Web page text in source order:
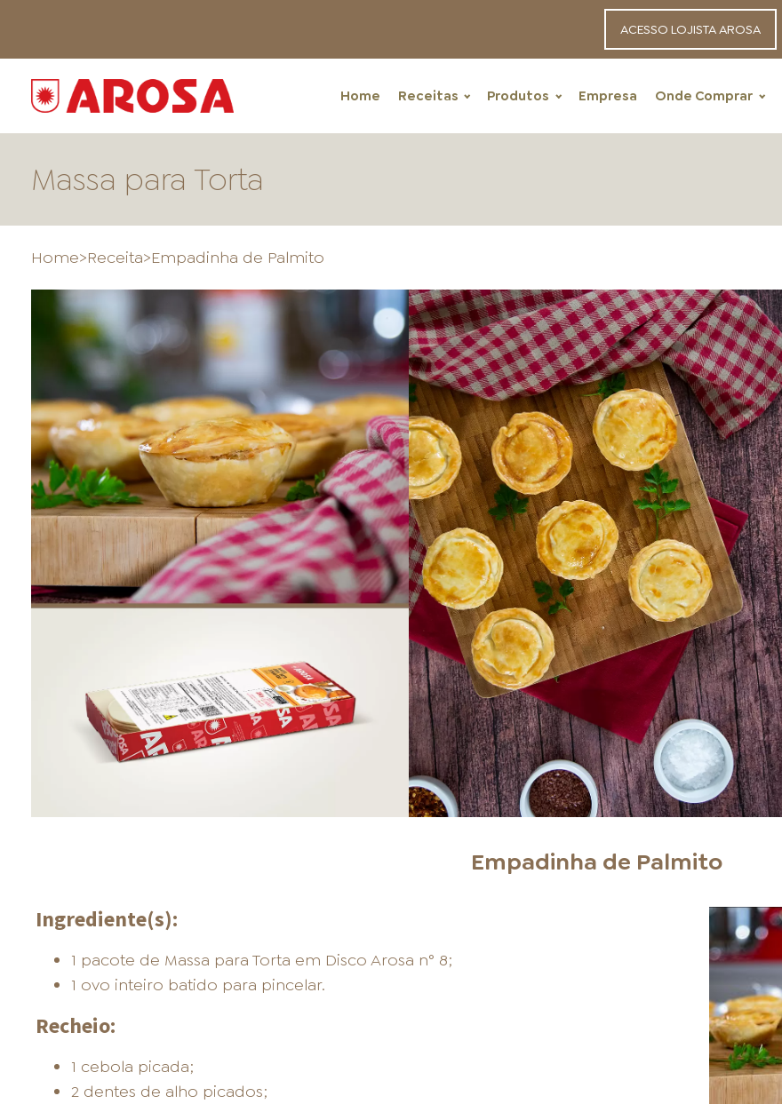
ACESSO LOJISTA AROSA
Home Receitas Produtos Empresa Onde Comprar
HOME
ONDE COMPRAR LOJAS AROSA
FOOD SERVICE EMPRESA
INVERNO
Massa para Torta
Home>Receita>Empadinha de Palmito
Empadinha de Palmito
Ingrediente(s):
1 pacote de Massa para Torta em Disco Arosa n° 8;
1 ovo inteiro batido para pincelar.
Recheio:
1 cebola picada;
2 dentes de alho picados;